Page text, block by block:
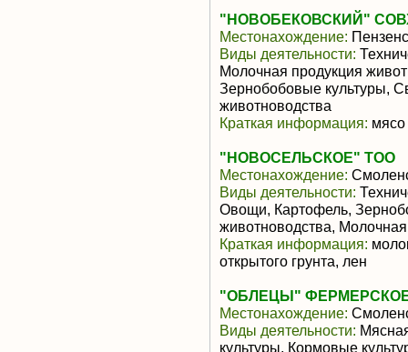
"НОВОБЕКОВСКИЙ"
Местонахождение:
Виды деятельности:
Молочная продукция
Зернобобовые культуры,
животноводства
Краткая информация: мясо
"НОВОСЕЛЬСКОЕ" ТОО
Местонахождение:
Виды деятельности:
Овощи, Картофель,
животноводства,
Краткая информация:
открытого грунта, лен
"ОБЛЕЦЫ"
Местонахождение:
Виды деятельности:
культуры, Кормовые